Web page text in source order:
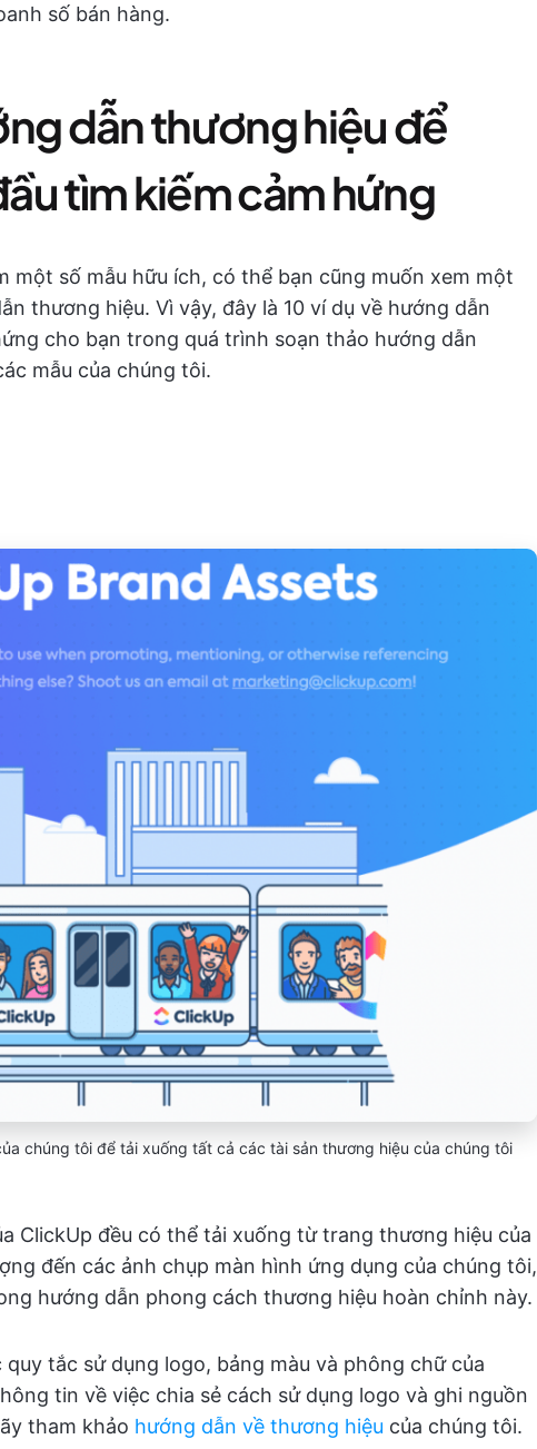
số bán hàng.
dẫn thương hiệu để
tìm kiếm cảm hứng
một số mẫu hữu ích, có thể bạn cũng muốn xem một
thương hiệu. Vì vậy, đây là 10 ví dụ về hướng dẫn
cho bạn trong quá trình soạn thảo hướng dẫn
mẫu của chúng tôi.
chúng tôi để tải xuống tất cả các tài sản thương hiệu của chúng tôi
ClickUp đều có thể tải xuống từ trang thương hiệu của
đến các ảnh chụp màn hình ứng dụng của chúng tôi,
hướng dẫn phong cách thương hiệu hoàn chỉnh này.
tắc sử dụng logo, bảng màu và phông chữ của
tin về việc chia sẻ cách sử dụng logo và ghi nguồn
tham khảo hướng dẫn về thương hiệu của chúng tôi.